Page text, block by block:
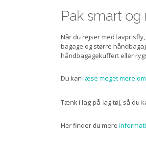
Pak smart
Når du rejser med
bagage og større
håndbagagekuffert eller
Du kan læse meget mere
Tænk i lag-på-lag tøj, så du
Her finder du mere